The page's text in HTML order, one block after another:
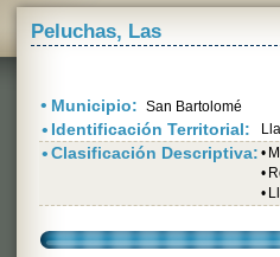
Peluchas, Las
• Municipio: San Bartolomé
• Identificación Territorial:
•Clasificación Descriptiva: •
•
•